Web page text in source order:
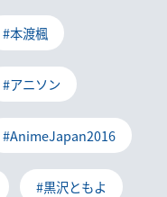
#本渡楓
#アニソン
#AnimeJapan2016
#黒沢ともよ